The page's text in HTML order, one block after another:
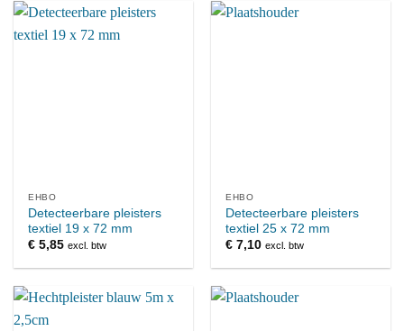
EHBO
Detecteerbare pleisters
textiel 19 x 72 mm
€ 5,85 excl. btw
EHBO
Detecteerbare pleisters
textiel 25 x 72 mm
€ 7,10 excl. btw